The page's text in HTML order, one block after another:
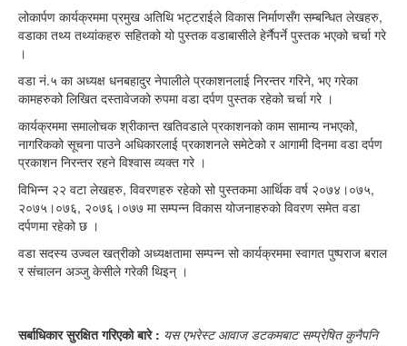
लोकार्पण कार्यक्रममा प्रमुख अतिथि भट्टराईले विकास निर्माणसँग सम्बन्धित लेखहरु,
वडाका तथ्य तथ्यांकहरु सहितको यो पुस्तक वडाबासीले हेर्नैपर्ने पुस्तक भएको चर्चा गरे
।
वडा नं.५ का अध्यक्ष धनबहादुर नेपालीले प्रकाशनलाई निरन्तर गरिने, भए गरेका
कामहरुको लिखित दस्तावेजको रुपमा वडा दर्पण पुस्तक रहेको चर्चा गरे ।
कार्यक्रममा समालोचक श्रीकान्त खतिवडाले प्रकाशनको काम सामान्य नभएको,
नागरिकको सूचना पाउने अधिकारलाई प्रकाशनले समेटेको र आगामी दिनमा वडा दर्पण
प्रकाशन निरन्तर रहने विश्वास व्यक्त गरे ।
विभिन्न २२ वटा लेखहरु, विवरणहरु रहेको सो पुस्तकमा आर्थिक वर्ष २०७४।०७५,
२०७५।०७६, २०७६।०७७ मा सम्पन्न विकास योजनाहरुको विवरण समेत वडा
दर्पणमा रहेको छ ।
वडा सदस्य उज्वल खत्रीको अध्यक्षतामा सम्पन्न सो कार्यक्रममा स्वागत पुष्पराज बराल
र संचालन अञ्जु केसीले गरेकी थिइन् ।
सर्बाधिकार सुरक्षित गरिएको बारे : यस एभरेस्ट आवाज डटकमबाट सम्प्रेषित कुनैपनि